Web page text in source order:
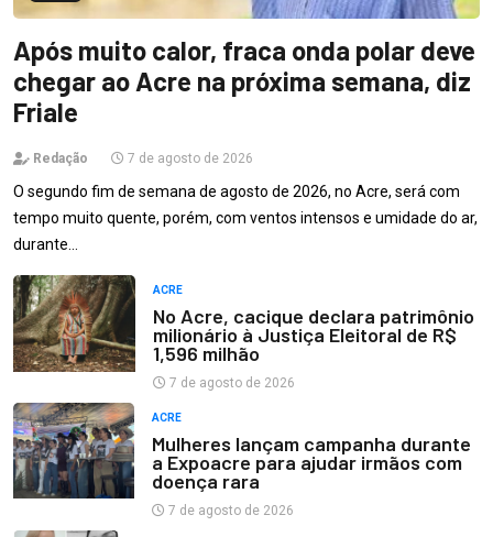
Após muito calor, fraca onda polar deve
chegar ao Acre na próxima semana, diz
Friale
Redação 7 de agosto de 2026
O segundo fim de semana de agosto de 2026, no Acre, será com
tempo muito quente, porém, com ventos intensos e umidade do ar,
durante…
ACRE
No Acre, cacique declara patrimônio
milionário à Justiça Eleitoral de R$
1,596 milhão
7 de agosto de 2026
ACRE
Mulheres lançam campanha durante
a Expoacre para ajudar irmãos com
doença rara
7 de agosto de 2026